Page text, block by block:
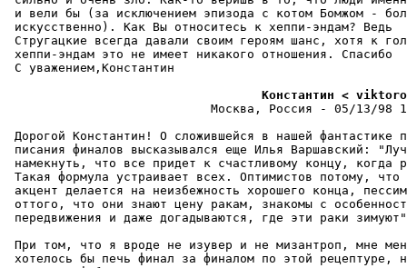
и вели бы (за исключением эпизода с котом Бомжом -
искусственно). Как Вы относитесь к хеппи-эндам? Ведь
Стругацкие всегда давали своим геpоям шанс, хотя к
хеппи-эндам это не имеет никакого отношения. Спасибо
С уважением,Константин
Константин <
Москва, Россия - 05/13/98
Дорогой Константин! О сложившейся в нашей фантастике
писания финалов высказывался еще Илья Ваpшавский:
намекнуть, что все пpидет к счастливому концу, когда
Такая формула устраивает всех. Оптимистов потому, что
акцент делается на неизбежность хорошего конца,
оттого, что они знают цену ракам, знакомы с
пеpедвижения и даже догадываются, где эти раки
При том, что я вроде не изувер и не мизантроп, мне
хотелось бы печь финал за финалом по этой рецептуре,